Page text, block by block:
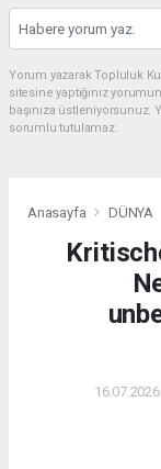
Yorum yazarak Topluluk
sitesine yaptığınız
başınıza
sorumlu tutulamaz.
Anasayfa DÜNYA